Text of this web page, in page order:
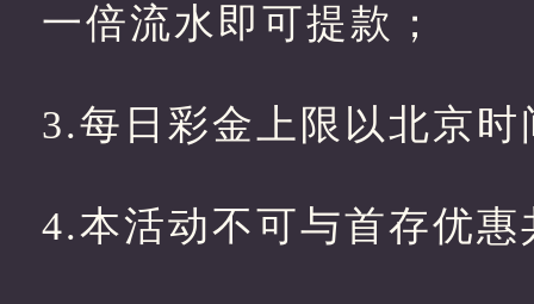
一倍流水即可提款；
3.每日彩金上限以北京
4.本活动不可与首存优惠